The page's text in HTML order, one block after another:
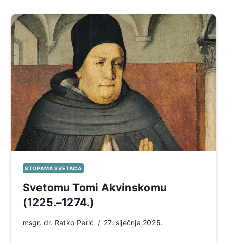
STOPAMA SVETACA
Svetomu Tomi Akvinskomu
(1225.–1274.)
msgr. dr. Ratko Perić 27. siječnja 2025.